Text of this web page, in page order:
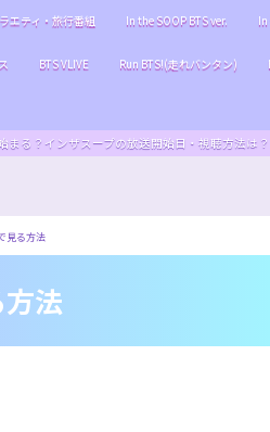
エティ・旅行番組 In the SOOP BTS ver.
BTS VLIVE Run BTS!(走れバンタン)
る？インザスープの放送開始日・視聴方法は？
見る方法
法